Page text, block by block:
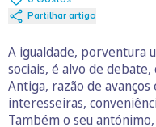
Partilhar artigo
A igualdade, porventura
sociais, é alvo de
Antiga, razão de
interesseiras,
Também o seu antónimo,